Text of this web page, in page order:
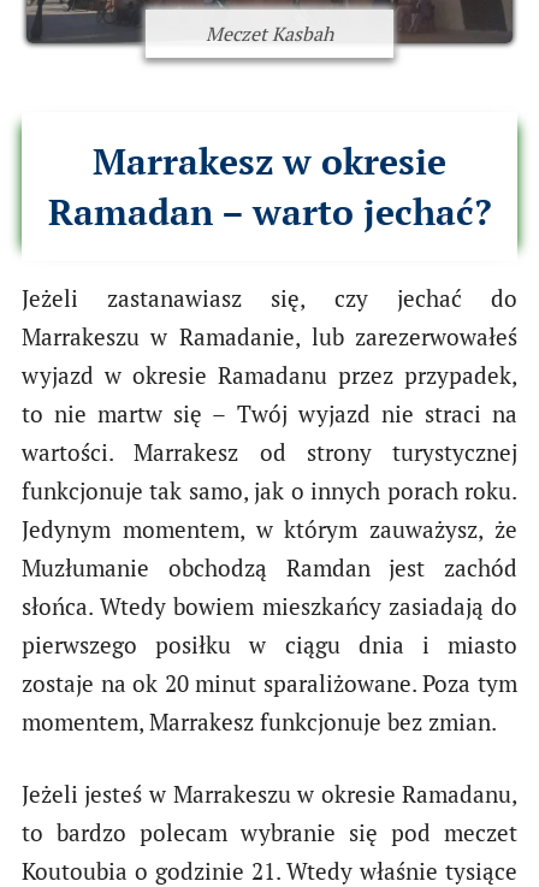
Meczet Kasbah
Marrakesz w okresie
Ramadan – warto jechać?
Jeżeli zastanawiasz się, czy jechać do
Marrakeszu w Ramadanie, lub zarezerwowałeś
wyjazd w okresie Ramadanu przez przypadek,
to nie martw się – Twój wyjazd nie straci na
wartości. Marrakesz od strony turystycznej
funkcjonuje tak samo, jak o innych porach roku.
Jedynym momentem, w którym zauważysz, że
Muzłumanie obchodzą Ramdan jest zachód
słońca. Wtedy bowiem mieszkańcy zasiadają do
pierwszego posiłku w ciągu dnia i miasto
zostaje na ok 20 minut sparaliżowane. Poza tym
momentem, Marrakesz funkcjonuje bez zmian.
Jeżeli jesteś w Marrakeszu w okresie Ramadanu,
to bardzo polecam wybranie się pod meczet
Koutoubia o godzinie 21. Wtedy właśnie tysiące